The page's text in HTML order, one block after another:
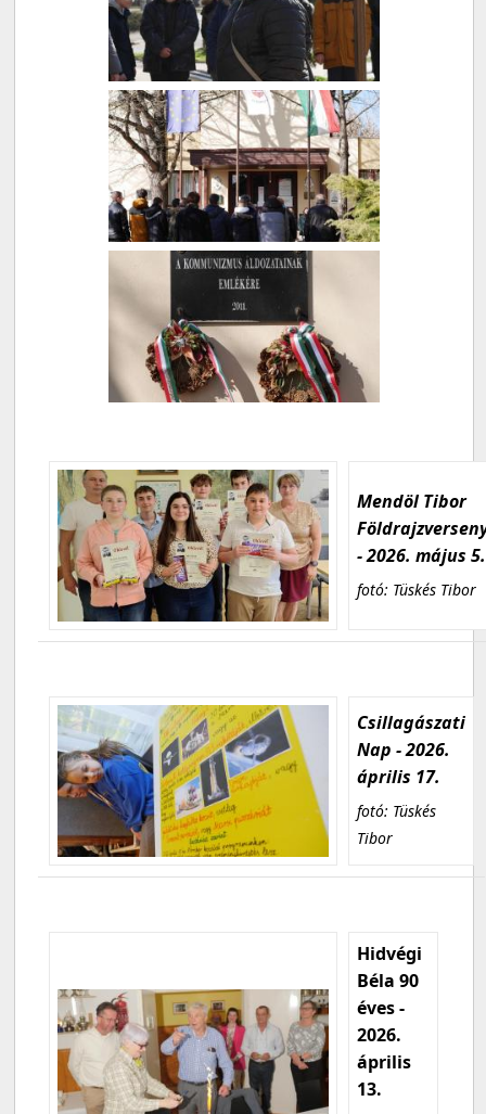
Mendöl Tibor
- 2026. május 5.
fotó: Tüskés Tibor
Csillagászati
Nap - 2026.
április 17.
fotó: Tüskés
Tibor
Hidvégi
Béla 90
éves -
2026.
április
13.